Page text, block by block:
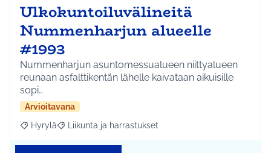
Ulkokuntoiluvälineitä
Nummenharjun alueelle
#1993
Nummenharjun asuntomessualueen niittyalueen
reunaan asfalttikentän lähelle kaivataan aikuisille
sopi…
Arvioitavana
Rajaa tulokset aihepiirin mukaan: Hyrylä
Hyrylä Rajaa tulokset teeman mukaan: Liikunta ja
Liikunta ja harrastukset